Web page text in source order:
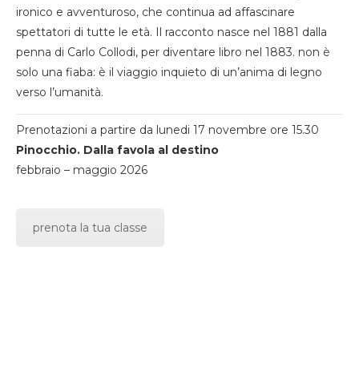
ironico e avventuroso, che continua ad affascinare
spettatori di tutte le età. Il racconto nasce nel 1881 dalla
penna di Carlo Collodi, per diventare libro nel 1883. non è
solo una fiaba: è il viaggio inquieto di un’anima di legno
verso l’umanità.
Prenotazioni a partire da lunedi 17 novembre ore 15.30
Pinocchio. Dalla favola al destino
febbraio – maggio 2026
prenota la tua classe